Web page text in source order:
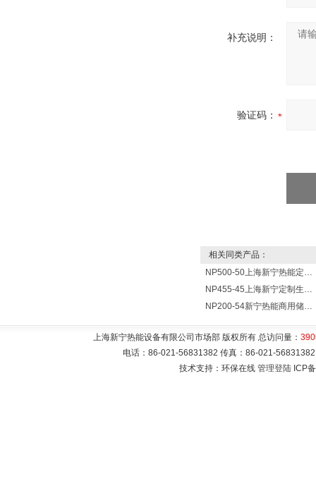
补充说明：
验证码：
相关同类产品：
NP500-50上海新宁热能定制各式不锈钢水箱容器
NP455-45上海新宁定制生产各式不锈钢容器
NP200-54新宁热能商用储水式电热水器V=200升N=54千瓦
上海新宁热能设备有限公司市场部 版权所有 总访问量：
电话：86-021-56831382 传真：86-021-
技术支持：环保在线 管理登陆 ICP